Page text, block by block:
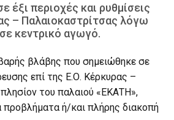
έξι περιοχές και ρυθμίσεις
– Παλαιοκαστρίτσας λόγω
κεντρικό αγωγό.
βλάβης που σημειώθηκε σε
επί της Ε.Ο. Κέρκυρας –
του παλαιού «ΕΚΑΤΗ»,
προβλήματα ή/και πλήρης διακοπή